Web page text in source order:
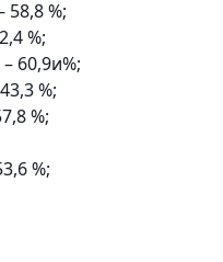
58,8 %;
%;
60,9и%;
%;
%;
%;